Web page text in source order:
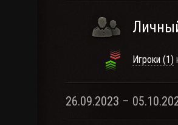
Игроки (1)
26.09.2023 –